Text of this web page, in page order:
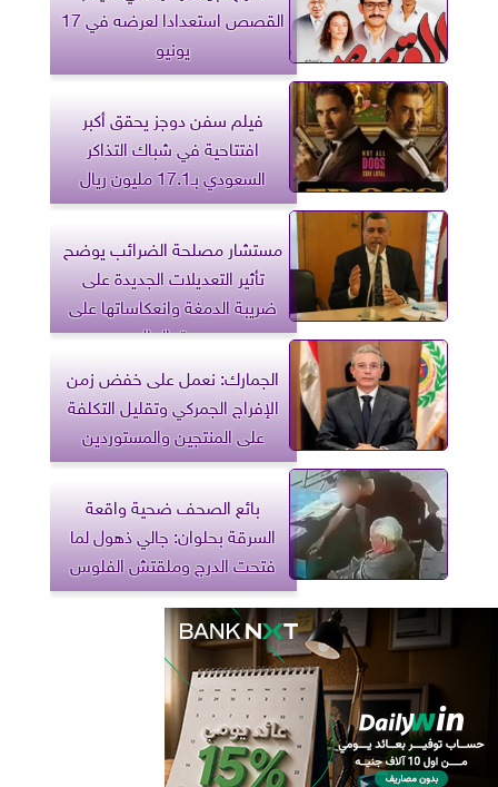
القصص استعدادا لعرضه في 17
يونيو
فيلم سفن دوجز يحقق أكبر
افتتاحية في شباك التذاكر
السعودي بـ17.1 مليون ريال
مستشار مصلحة الضرائب يوضح
تأثير التعديلات الجديدة على
ضريبة الدمغة وانعكاساتها على
سوق المال
الجمارك: نعمل على خفض زمن
الإفراج الجمركي وتقليل التكلفة
على المنتجين والمستوردين
بائع الصحف ضحية واقعة
السرقة بحلوان: جالي ذهول لما
فتحت الدرج وملقتش الفلوس